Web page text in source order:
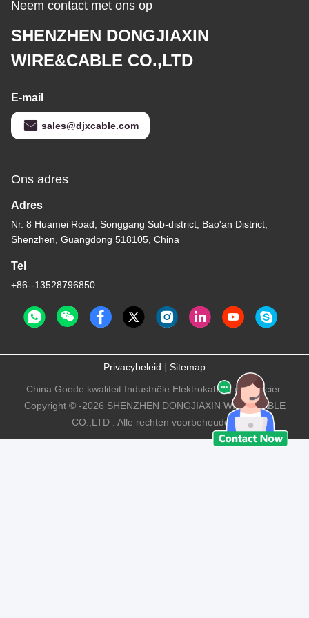
Neem contact met ons op
SHENZHEN DONGJIAXIN
WIRE&CABLE CO.,LTD
E-mail
sales@djxcable.com
Ons adres
Adres
Nr. 8 Huamei Road, Songgang Sub-district, Bao'an District,
Shenzhen, Guangdong 518105, China
Tel
+86--13528796850
Privacybeleid | Sitemap
China Goede kwaliteit Industriële Elektrokabel Leverancier.
Copyright © -2026 SHENZHEN DONGJIAXIN WIRE&CABLE
CO.,LTD . Alle rechten voorbehouden.